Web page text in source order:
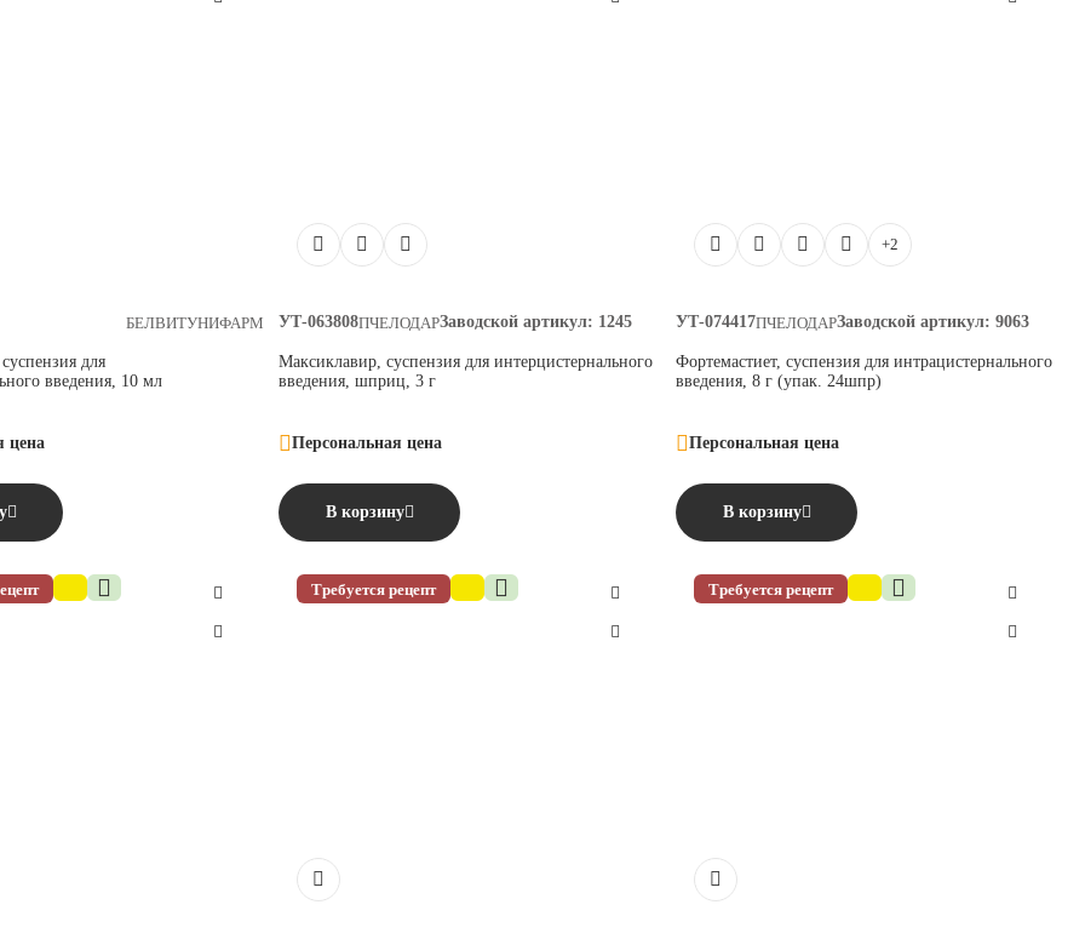
БЕЛВИТУНИФАРМ
для
введения, 10 мл
цена
УТ-063808 Заводской артикул: 1245
ПЧЕЛОДАР
Максиклавир, суспензия для интерцистернального
введения, шприц, 3 г
Персональная цена
В корзину
+2
УТ-074417 Заводской артикул: 9063
ПЧЕЛОДАР
Фортемастиет, суспензия для интрацистернального
введения, 8 г (упак. 24шпр)
Персональная цена
В корзину
Требуется рецепт Требуется рецепт